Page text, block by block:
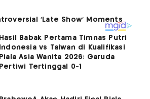
Hasil Babak Pertama Timnas Putri
Indonesia vs Taiwan di Kualifikasi
Piala Asia Wanita 2026: Garuda
Pertiwi Tertinggal 0-1